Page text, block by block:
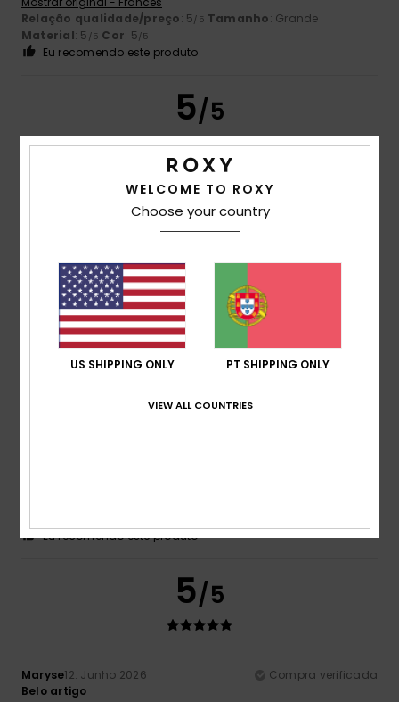
Relação qualidade/preço: 5/5 Tamanho: Grande
Material: 5 /5 Cor: 5/5
Eu recomendo este produto
5/5
21. Junho 2026
Compra verificada
Uma toalha de banho tão agradável que também pode ser
Relação qualidade/preço: 5 Tamanho: Tamanho perfeito
Material: 5/5 Cor: 5/5
Eu recomendo este produto
4 /5
Eu recomendo este produto
5/5
Maryse12. Junho 2026
Compra verificada
Belo artigo
WELCOME TO ROXY
Choose your country
US SHIPPING ONLY PT SHIPPING ONLY
VIEW ALL COUNTRIES